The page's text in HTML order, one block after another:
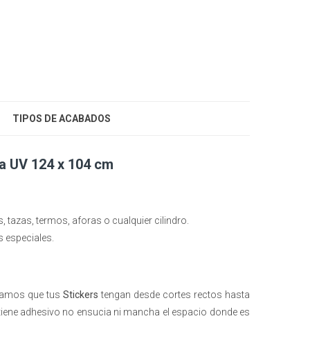
TIPOS DE ACABADOS
124 x 104 cm
termos, aforas o cualquier cilindro.
que tusStickers tengan desde cortes rectos hasta
adhesivo no ensucia ni mancha el espacio donde es